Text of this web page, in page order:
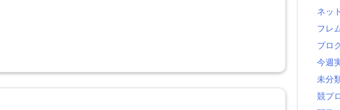
ネッ
フレ
ブロ
今週
未分
競プ